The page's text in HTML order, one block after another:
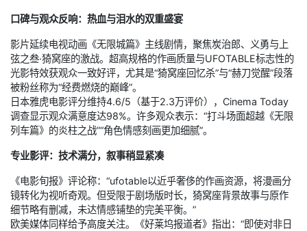
口碑与观众反响：热血与泪水的双重盛宴
影片延续电视动画《无限城篇》主线剧情，聚焦炭治郎、义勇与上
弦之叁·猗窝座的激战。超高规格的作画质量与UFOTABLE标志性的
光影特效获观众一致好评，尤其是“猗窝座回忆杀”与“赫刀觉醒”段落
被粉丝称为“经费燃烧的巅峰”。
日本雅虎电影评分维持4.6/5（基于2.3万评价），Cinema Today
调查显示观众满意度达98%。许多观众表示：“打斗场面超越《无限
列车篇》的炎柱之战”“角色情感刻画更加细腻”。
专业影评：技术满分，叙事稍显紧凑
《电影旬报》评论称：“ufotable以近乎奢侈的作画资源，将漫画分
镜转化为视听奇观。但受限于剧场版时长，猗窝座背景故事与原作
细节略有删减，未达情感铺垫的完美平衡。”
欧美媒体同样给予高度关注。《好莱坞报道者》指出：“即使对非日